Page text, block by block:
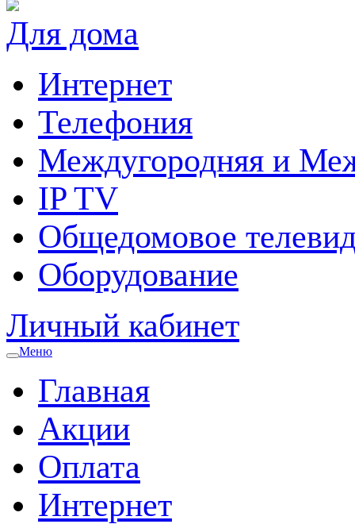
Для дома
Интернет
Телефония
Междугородняя и
IP TV
Общедомовое
Оборудование
Личный кабинет
Меню
Главная
Акции
Оплата
Интернет